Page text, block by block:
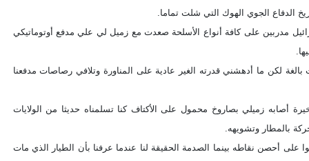
الدفاع الجوي الهوك التي شلت تماما.
مدربين على كافة أنواع الأسلحة صعدت مع زميل لي علي مدفع أوتوماتيكي
لكن ما أدهشني قدرته الغير عادية على المناورة وتلافي رصاصات مدفعنا
أصابه زميلي بصاروخ محمول على الأكتاف كنا تسلمناه حديثا من الولايات
بالمطار وتشويهه.
أحصن نقاطه بينما الصدمة الحقيقة لنا عندما عرفنا بأن الطيار الذي مات